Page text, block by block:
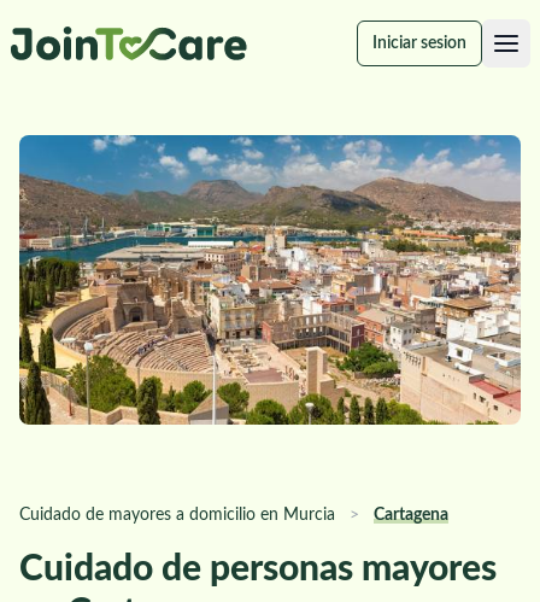
Iniciar sesion
Cuidado de mayores a domicilio en Murcia > Cartagena
Cuidado de personas mayores